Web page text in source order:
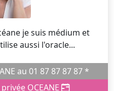
médium et
aussi l'oracle...
Prendre RDV avec OCEANE au 01 87 87 87 87 *
OCEANE